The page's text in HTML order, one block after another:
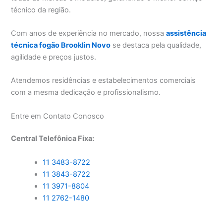
técnico da região.
Com anos de experiência no mercado, nossaassistência
técnica fogão Brooklin Novo se destaca pela qualidade,
agilidade e preços justos.
Atendemos residências e estabelecimentos comerciais
com a mesma dedicação e profissionalismo.
Entre em Contato Conosco
Central Telefônica Fixa:
11 3483-8722
11 3843-8722
11 3971-8804
11 2762-1480